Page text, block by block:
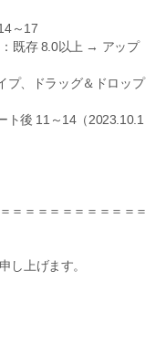
～17
：既存 8.0以上 → アップ
、ドラッグ＆ドロップ
ト後 11～14（2023.10.1
＝＝＝＝＝＝＝＝＝＝＝
し上げます。